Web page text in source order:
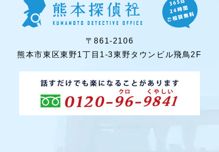
〒861-2106
熊本市東区東野1丁目1-3東野タウンビル飛鳥2F